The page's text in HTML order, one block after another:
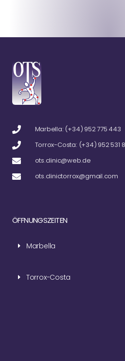
Marbella: (+34) 952 775 443
Torrox-Costa: (+34) 952 531
ots.clinic@web.de
ots.clinictorrox@gmail.com
ÖFFNUNGSZEITEN
Marbella
Torrox-Costa